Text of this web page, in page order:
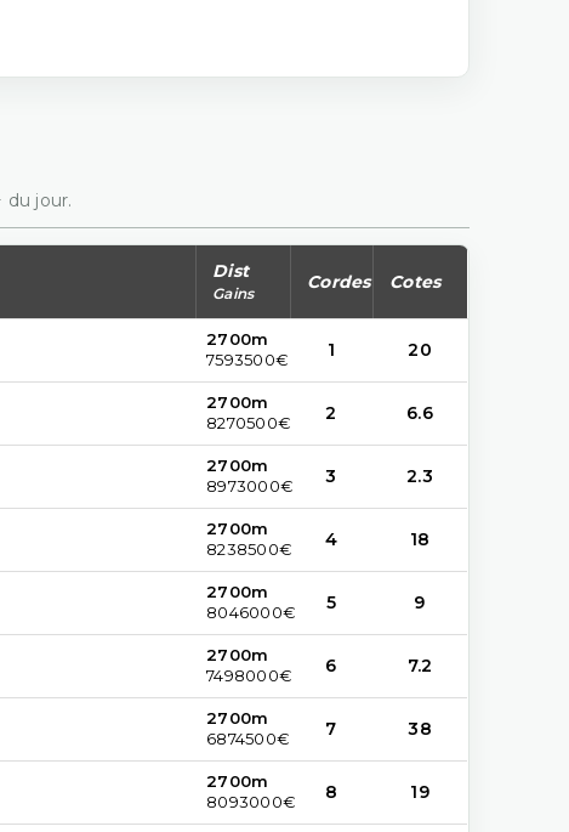
du jour.
Dist
Gains
Cordes Cotes
2700m
7593500€
1 20
2700m
8270500€
2 6.6
2700m
8973000€
3 2.3
2700m
8238500€
4 18
2700m
8046000€
5 9
2700m
7498000€
6 7.2
2700m
6874500€
7 38
2700m
8093000€
8 19